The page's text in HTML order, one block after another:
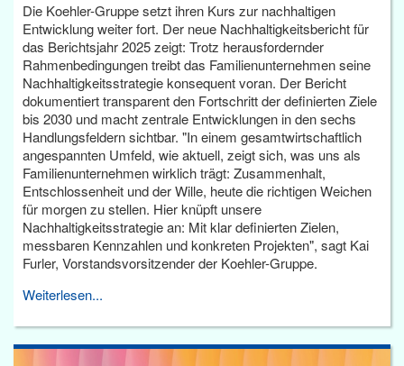
Die Koehler-Gruppe setzt ihren Kurs zur nachhaltigen
Entwicklung weiter fort. Der neue Nachhaltigkeitsbericht für
das Berichtsjahr 2025 zeigt: Trotz herausfordernder
Rahmenbedingungen treibt das Familienunternehmen seine
Nachhaltigkeitsstrategie konsequent voran. Der Bericht
dokumentiert transparent den Fortschritt der definierten Ziele
bis 2030 und macht zentrale Entwicklungen in den sechs
Handlungsfeldern sichtbar. "In einem gesamtwirtschaftlich
angespannten Umfeld, wie aktuell, zeigt sich, was uns als
Familienunternehmen wirklich trägt: Zusammenhalt,
Entschlossenheit und der Wille, heute die richtigen Weichen
für morgen zu stellen. Hier knüpft unsere
Nachhaltigkeitsstrategie an: Mit klar definierten Zielen,
messbaren Kennzahlen und konkreten Projekten", sagt Kai
Furler, Vorstandsvorsitzender der Koehler-Gruppe.
Weiterlesen...